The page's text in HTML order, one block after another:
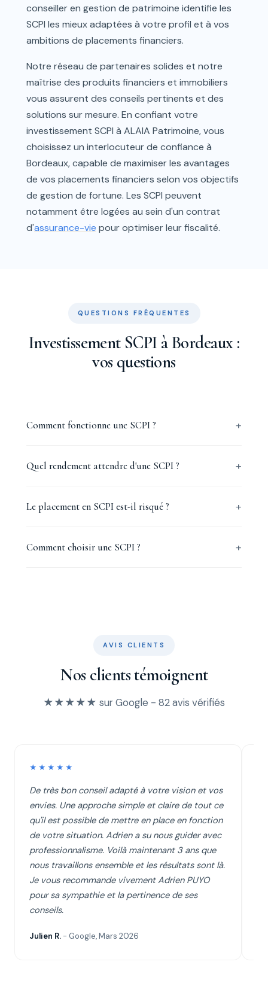
conseiller en gestion de patrimoine identifie les
SCPI les mieux adaptées à votre profil et à vos
ambitions de placements financiers.
Notre réseau de partenaires solides et notre
maîtrise des produits financiers et immobiliers
vous assurent des conseils pertinents et des
solutions sur mesure. En confiant votre
investissement SCPI à ALAIA Patrimoine, vous
choisissez un interlocuteur de confiance à
Bordeaux, capable de maximiser les avantages
de vos placements financiers selon vos objectifs
de gestion de fortune. Les SCPI peuvent
notamment être logées au sein d'un contrat
d'assurance-vie pour optimiser leur fiscalité.
QUESTIONS FRÉQUENTES
Investissement SCPI à Bordeaux :
vos questions
Comment fonctionne une SCPI ?
Quel rendement attendre d'une SCPI ?
Le placement en SCPI est-il risqué ?
Comment choisir une SCPI ?
AVIS CLIENTS
Nos clients témoignent
★★★★★ sur Google - 82 avis vérifiés
★★★★★
De très bon conseil adapté à votre vision et vos
envies. Une approche simple et claire de tout ce
qu'il est possible de mettre en place en fonction
de votre situation. Adrien a su nous guider avec
professionnalisme. Voilà maintenant 3 ans que
nous travaillons ensemble et les résultats sont là.
Je vous recommande vivement Adrien PUYO
pour sa sympathie et la pertinence de ses
conseils.
Julien R. - Google, Mars 2026